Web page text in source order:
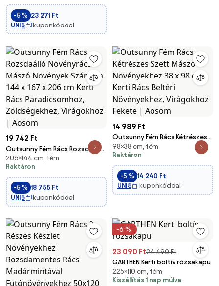
Növényekhez 50x150 cm-es
Kerti Rács Szobanövényekhez
Paradicsomok Zöldségek
Virágo
-5 % 23 271 Ft
UNI5
kuponkóddal
19 742 Ft
Outsunny Fém Rács Rozsdaálló
Növényrács Mászó Növények
Számára 144 x 167 x 206 cm
Kerti Rács Paradicsomhoz,
Zöldségekhez, Virágokhoz |
Aosom
206×144 cm, fém
Raktáron
-5 % 18 755 Ft
UNI5
kuponkóddal
14 989 Ft
Outsunny Fém Rács Kétrészes
Szett Mászó Növényekhez 38 x
98 cm Kerti Rács Beltéri
Növényekhez, Virágokhoz
Fekete | Aosom
98×38 cm, fém
Raktáron
-5 % 14 240 Ft
UNI5
kuponkóddal
-6 %
23 090 Ft24 490 Ft
GARTHEN Kerti boltív rózsakapu
225×110 cm, fém
Kiszállítás 1 nap múlva